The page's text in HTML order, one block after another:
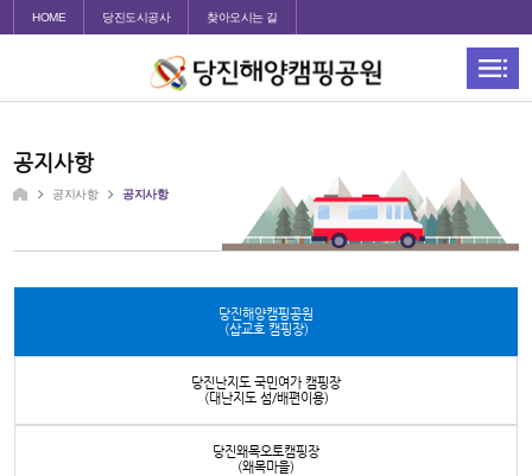
HOME 당진도시공사 찾아오시는 길
공지사항
공지사항 공지사항
당진해양캠핑공원
(삽교호 캠핑장)
당진난지도 국민여가 캠핑장
(대난지도 섬/배편이용)
당진왜목오토캠핑장
(왜목마을)